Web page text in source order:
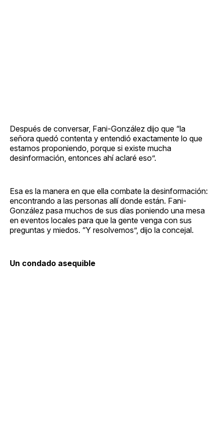
Después de conversar, Fani-González dijo que “la
señora quedó contenta y entendió exactamente lo que
estamos proponiendo, porque si existe mucha
desinformación, entonces ahí aclaré eso”.
Esa es la manera en que ella combate la desinformación:
encontrando a las personas allí donde están. Fani-
González pasa muchos de sus días poniendo una mesa
en eventos locales para que la gente venga con sus
preguntas y miedos. “Y resolvemos”, dijo la concejal.
Un condado asequible